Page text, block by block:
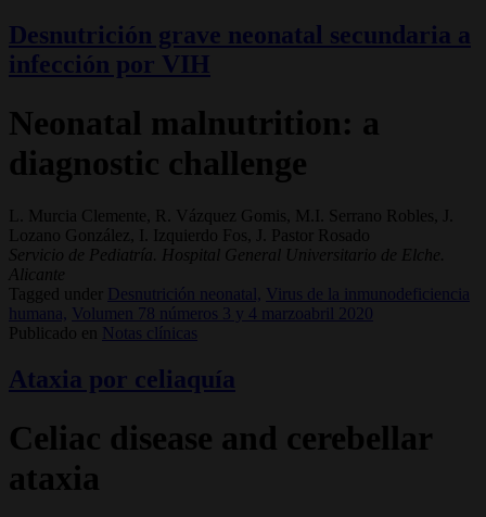
Desnutrición grave neonatal secundaria a
infección por VIH
Neonatal malnutrition: a
diagnostic challenge
L. Murcia Clemente, R. Vázquez Gomis, M.I. Serrano Robles, J.
Lozano González, I. Izquierdo Fos, J. Pastor Rosado
Servicio de Pediatría. Hospital General Universitario de Elche.
Alicante
Tagged under
Desnutrición neonatal,
Virus de la inmunodeficiencia
humana,
Volumen 78 números 3 y 4 marzoabril 2020
Publicado en
Notas clínicas
Ataxia por celiaquía
Celiac disease and cerebellar
ataxia